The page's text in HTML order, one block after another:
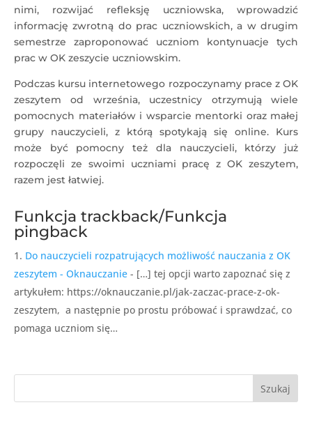
nimi, rozwijać refleksję uczniowska, wprowadzić
informację zwrotną do prac uczniowskich, a w drugim
semestrze zaproponować uczniom kontynuacje tych
prac w OK zeszycie uczniowskim.
Podczas kursu internetowego rozpoczynamy prace z OK
zeszytem od września, uczestnicy otrzymują wiele
pomocnych materiałów i wsparcie mentorki oraz małej
grupy nauczycieli, z którą spotykają się online. Kurs
może być pomocny też dla nauczycieli, którzy już
rozpoczęli ze swoimi uczniami pracę z OK zeszytem,
razem jest łatwiej.
Funkcja trackback/Funkcja
pingback
Do nauczycieli rozpatrujących możliwość nauczania z OK
zeszytem - Oknauczanie - […] tej opcji warto zapoznać się z
artykułem: https://oknauczanie.pl/jak-zaczac-prace-z-ok-
zeszytem, a następnie po prostu próbować i sprawdzać, co
pomaga uczniom się…
Szukaj